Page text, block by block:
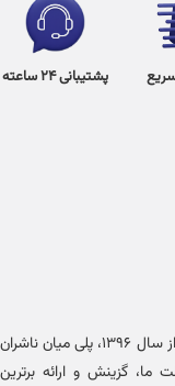
پشتیبانی 24 ساعته
خانه کتاب طاها، مرجع تخصصی آثار علوم انسانی. ما از سال ۱۳۹۶، پلی میان ناشران
ما، گزینش و ارائه برترین